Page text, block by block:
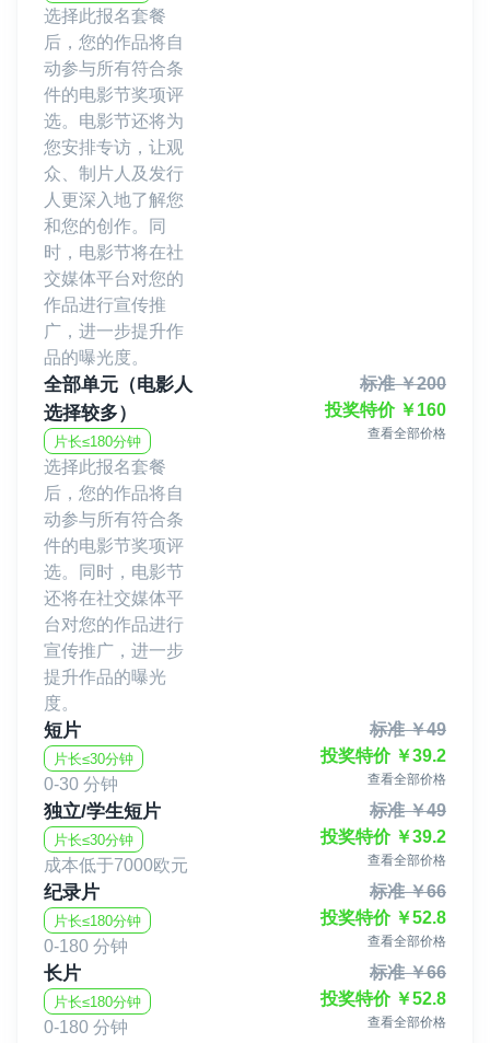
选择此报名套餐
后，您的作品将自
动参与所有符合条
件的电影节奖项评
选。电影节还将为
您安排专访，让观
众、制片人及发行
人更深入地了解您
和您的创作。同
时，电影节将在社
交媒体平台对您的
作品进行宣传推
广，进一步提升作
品的曝光度。
全部单元（电影人
选择较多）
片长≤180分钟
选择此报名套餐
后，您的作品将自
动参与所有符合条
件的电影节奖项评
选。同时，电影节
还将在社交媒体平
台对您的作品进行
宣传推广，进一步
提升作品的曝光
度。
标准￥200
投奖特价￥160
查看全部价格
短片
片长≤30分钟
0-30 分钟
标准￥49
投奖特价￥39.2
查看全部价格
独立/学生短片
片长≤30分钟
成本低于7000欧元
标准￥49
投奖特价￥39.2
查看全部价格
纪录片
片长≤180分钟
0-180 分钟
标准￥66
投奖特价￥52.8
查看全部价格
长片
片长≤180分钟
0-180 分钟
标准￥66
投奖特价￥52.8
查看全部价格